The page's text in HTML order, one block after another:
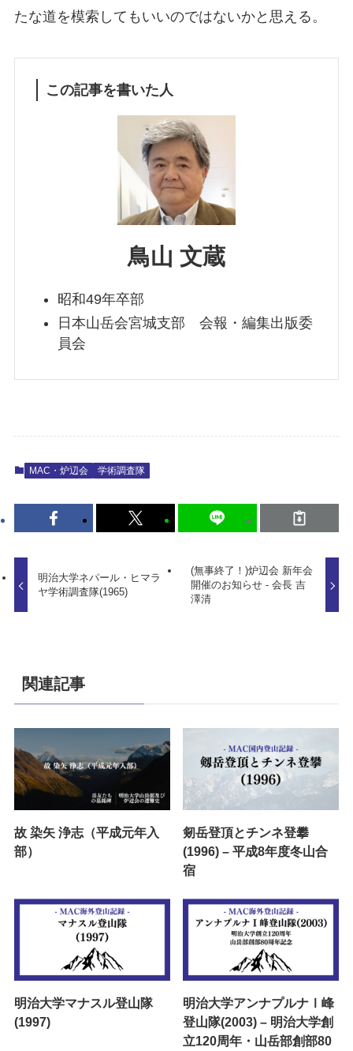
たな道を模索してもいいのではないかと思える。
この記事を書いた人
鳥山 文蔵
昭和49年卒部
日本山岳会宮城支部 会報・編集出版委
員会
MAC・炉辺会 学術調査隊
明治大学ネパール・ヒマラ
ヤ学術調査隊(1965)
(無事終了！)炉辺会 新年会
開催のお知らせ - 会長 吉
澤清
関連記事
故 染矢 浄志（平成元年入
部）
剱岳登頂とチンネ登攀
(1996) – 平成8年度冬山合
宿
明治大学マナスル登山隊
(1997)
明治大学アンナプルナⅠ峰
登山隊(2003) – 明治大学創
立120周年・山岳部創部80